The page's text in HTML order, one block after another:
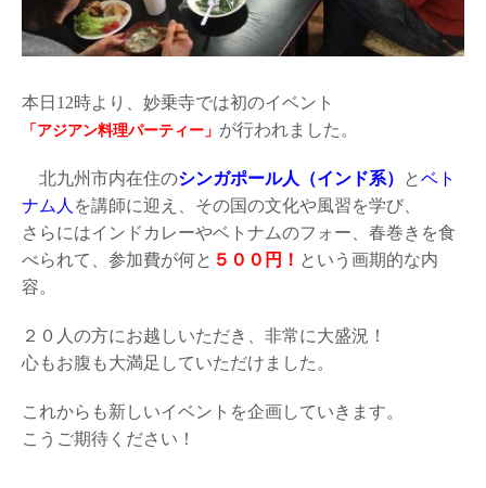
本日12時より、妙乗寺では初のイベント
「アジアン料理パーティー」 が行われました。
北九州市内在住のシンガポール人（インド系） とベト
ナム人 を講師に迎え、その国の文化や風習を学び、
さらにはインドカレーやベトナムのフォー、春巻きを食
べられて、参加費が何と ５００円！ という画期的な内
容。
２０人の方にお越しいただき、非常に大盛況！
心もお腹も大満足していただけました。
これからも新しいイベントを企画していきます。
こうご期待ください！